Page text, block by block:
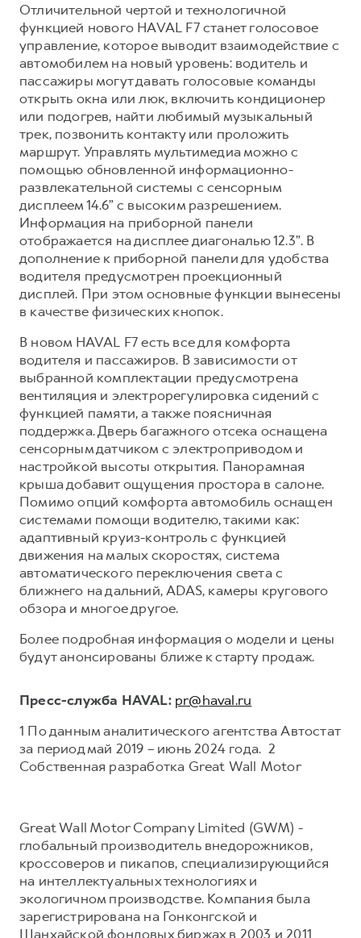
Отличительной чертой и технологичной
функцией нового HAVAL F7 станет голосовое
управление, которое выводит взаимодействие с
автомобилем на новый уровень: водитель и
пассажиры могут давать голосовые команды
открыть окна или люк, включить кондиционер
или подогрев, найти любимый музыкальный
трек, позвонить контакту или проложить
маршрут. Управлять мультимедиа можно с
помощью обновленной информационно-
развлекательной системы с сенсорным
дисплеем 14.6” с высоким разрешением.
Информация на приборной панели
отображается на дисплее диагональю 12.3”. В
дополнение к приборной панели для удобства
водителя предусмотрен проекционный
дисплей. При этом основные функции вынесены
в качестве физических кнопок.
В новом HAVAL F7 есть все для комфорта
водителя и пассажиров. В зависимости от
выбранной комплектации предусмотрена
вентиляция и электрорегулировка сидений с
функцией памяти, а также поясничная
поддержка. Дверь багажного отсека оснащена
сенсорным датчиком с электроприводом и
настройкой высоты открытия. Панорамная
крыша добавит ощущения простора в салоне.
Помимо опций комфорта автомобиль оснащен
системами помощи водителю, такими как:
адаптивный круиз-контроль с функцией
движения на малых скоростях, система
автоматического переключения света с
ближнего на дальний, ADAS, камеры кругового
обзора и многое другое.
Более подробная информация о модели и цены
будут анонсированы ближе к старту продаж.
Пресс-служба HAVAL: pr@haval.ru
1 По данным аналитического агентства Автостат
за период май 2019 – июнь 2024 года. 2
Собственная разработка Great Wall Motor
Great Wall Motor Company Limited (GWM) -
глобальный производитель внедорожников,
кроссоверов и пикапов, специализирующийся
на интеллектуальных технологиях и
экологичном производстве. Компания была
зарегистрирована на Гонконгской и
Шанхайской фондовых биржах в 2003 и 2011